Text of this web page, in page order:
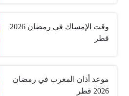
وقت الإمساك في رمضان 2026
قطر
موعد أذان المغرب في رمضان
2026 قطر